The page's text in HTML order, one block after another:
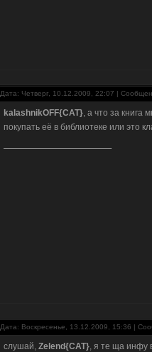
Дата: Четверг, 10.12.2009, 22:07 |
kalashnikOFF{CAT}, а что за книга
покупать её в библиотеке или это
Дата: Воскресенье, 13.12.2009, 15:36 |
слушай, Zelend{CAT}, я те ща инфу